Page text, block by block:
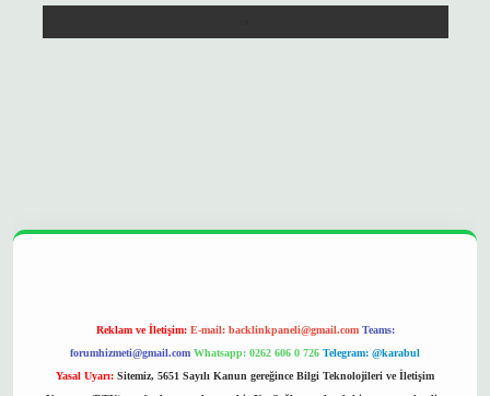
Reklam ve İletişim: E-mail: backlinkpaneli@gmail.com Teams:
forumhizmeti@gmail.com Whatsapp: 0262 606 0 726 Telegram: @karabul
Yasal Uyarı: Sitemiz, 5651 Sayılı Kanun gereğince Bilgi Teknolojileri ve İletişim